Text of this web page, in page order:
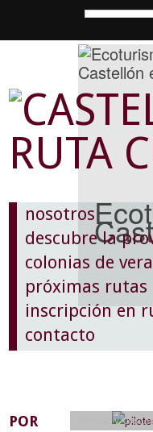
nosotros
descubre la
colonias de
próximas rutas
inscripción en
contacto
POR
Fiestas y